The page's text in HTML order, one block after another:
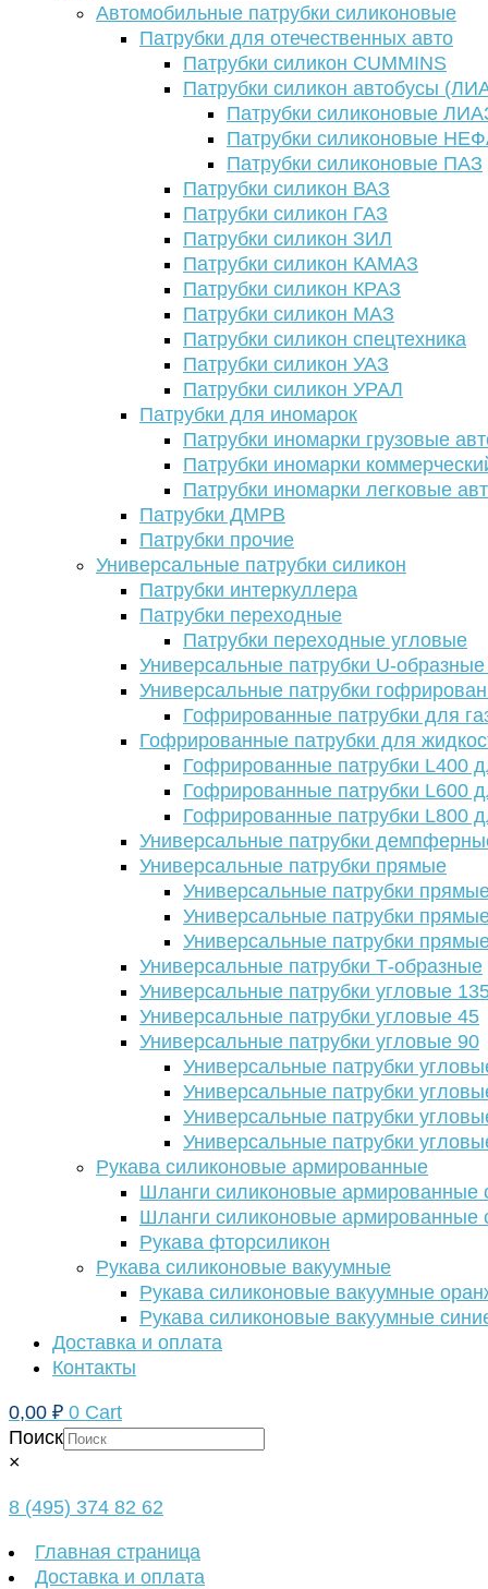
Автомобильные патрубки силиконовые
Патрубки для отечественных авто
Патрубки силикон CUMMINS
Патрубки силикон автобусы
Патрубки силиконовые
Патрубки силиконовые
Патрубки силиконовые ПАЗ
Патрубки силикон ВАЗ
Патрубки силикон ГАЗ
Патрубки силикон ЗИЛ
Патрубки силикон КАМАЗ
Патрубки силикон КРАЗ
Патрубки силикон МАЗ
Патрубки силикон спецтехника
Патрубки силикон УАЗ
Патрубки силикон УРАЛ
Патрубки для иномарок
Патрубки иномарки грузовые
Патрубки иномарки
Патрубки иномарки легковые
Патрубки ДМРВ
Патрубки прочие
Универсальные патрубки силикон
Патрубки интеркуллера
Патрубки переходные
Патрубки переходные угловые
Универсальные патрубки U-
Универсальные патрубки
Гофрированные патрубки для
Гофрированные патрубки для
Гофрированные патрубки L400
Гофрированные патрубки L600
Гофрированные патрубки L800
Универсальные патрубки
Универсальные патрубки прямые
Универсальные патрубки
Универсальные патрубки
Универсальные патрубки
Универсальные патрубки Т-образные
Универсальные патрубки угловые
Универсальные патрубки угловые 45
Универсальные патрубки угловые 90
Универсальные патрубки
Универсальные патрубки
Универсальные патрубки
Универсальные патрубки
Рукава силиконовые армированные
Шланги силиконовые армированные
Шланги силиконовые армированные
Рукава фторсиликон
Рукава силиконовые вакуумные
Рукава силиконовые вакуумные
Рукава силиконовые вакуумные
Доставка и оплата
Контакты
0,00 ₽ 0 Cart
Поиск
×
8 (495) 374 82 62
Главная страница
Доставка и оплата